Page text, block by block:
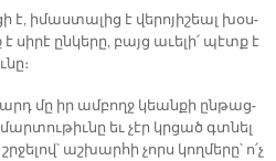
է, ի­մաս­տա­լից է վե­րո­յի­շեալ խօս­
սի­րէ ըն­կե­րը, բայց ա­ւե­լի՛ պէտք է
մը իր ամ­բողջ կեան­քի ըն­թաց­
եւ չէր կրցած գտնել
աշ­խար­հի չորս կող­մե­րը՝ ո՛չ